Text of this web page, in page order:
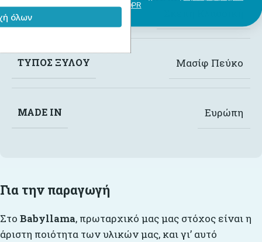
ΤΎΠΟΣ ΣΚΕΠΉΣ
ΤΎΠΟΣ ΞΎΛΟΥ Μασίφ Πεύκο
MADE IN Ευρώπη
Για την παραγωγή
Στο Babyllama, πρωταρχικό μας μας στόχος είναι η
άριστη ποιότητα των υλικών μας, και γι’ αυτό
όλων
GDPR